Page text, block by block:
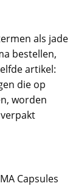
als jade
bestellen,
artikel:
die op
worden
Capsules